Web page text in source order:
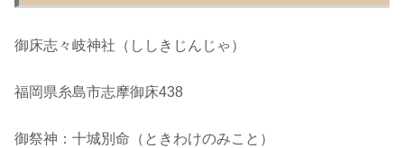
御床志々岐神社（ししきじんじゃ）
福岡県糸島市志摩御床438
御祭神：十城別命（ときわけのみこと）